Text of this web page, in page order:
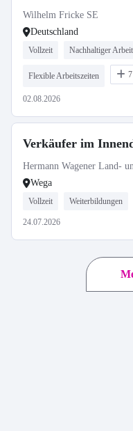
Wilhelm Fricke SE
Deutschland
Vollzeit Nachhaltiger
Flexible Arbeitszeiten 7
02.08.2026
Verkäufer im
Hermann Wagener Land-
Wega
Vollzeit Weiterbildungen
24.07.2026